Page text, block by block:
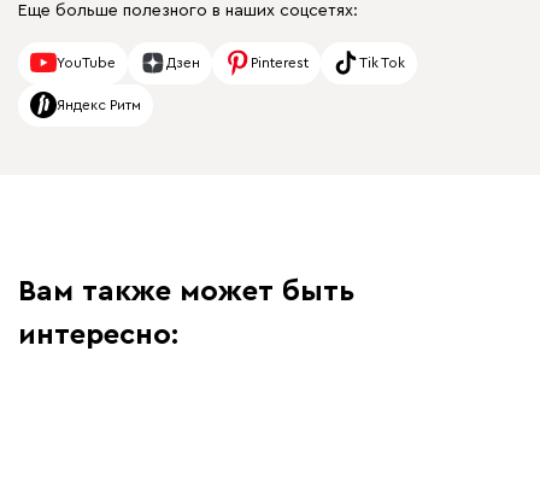
Еще больше полезного в наших соцсетях:
YouTube Дзен Pinterest Tik Tok
Яндекс Ритм
Вам также может быть
интересно: